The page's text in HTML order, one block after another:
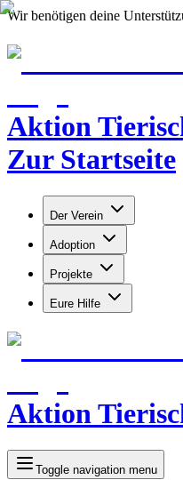
Wir benötigen deine
Aktion
Zur Startseite
Der Verein
Adoption
Projekte
Eure Hilfe
Aktion
Toggle navigation menu